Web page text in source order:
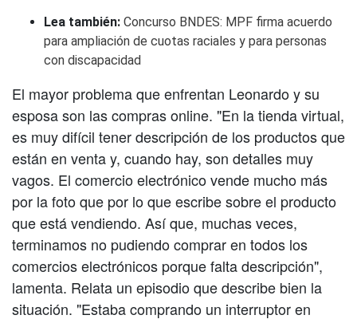
Lea también: Concurso BNDES: MPF firma acuerdo
para ampliación de cuotas raciales y para personas
con discapacidad
El mayor problema que enfrentan Leonardo y su
esposa son las compras online. "En la tienda virtual,
es muy difícil tener descripción de los productos que
están en venta y, cuando hay, son detalles muy
vagos. El comercio electrónico vende mucho más
por la foto que por lo que escribe sobre el producto
que está vendiendo. Así que, muchas veces,
terminamos no pudiendo comprar en todos los
comercios electrónicos porque falta descripción",
lamenta. Relata un episodio que describe bien la
situación. "Estaba comprando un interruptor en